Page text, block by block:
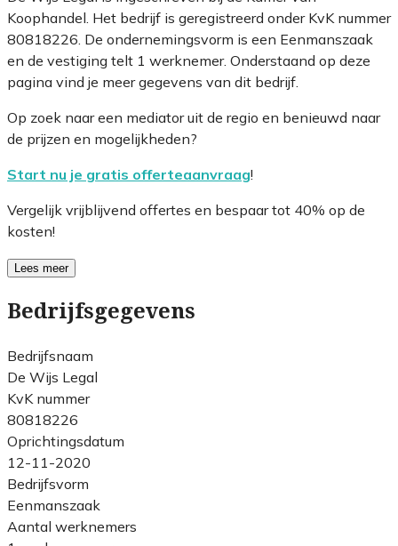
Koophandel. Het bedrijf is geregistreerd onder KvK nummer
80818226. De ondernemingsvorm is een Eenmanszaak
en de vestiging telt 1 werknemer. Onderstaand op deze
pagina vind je meer gegevens van dit bedrijf.
Op zoek naar een mediator uit de regio en benieuwd naar
de prijzen en mogelijkheden?
Start nu je gratis offerteaanvraag!
Vergelijk vrijblijvend offertes en bespaar tot 40% op de
kosten!
Lees meer
Bedrijfsgegevens
Bedrijfsnaam
De Wijs Legal
KvK nummer
80818226
Oprichtingsdatum
12-11-2020
Bedrijfsvorm
Eenmanszaak
Aantal werknemers